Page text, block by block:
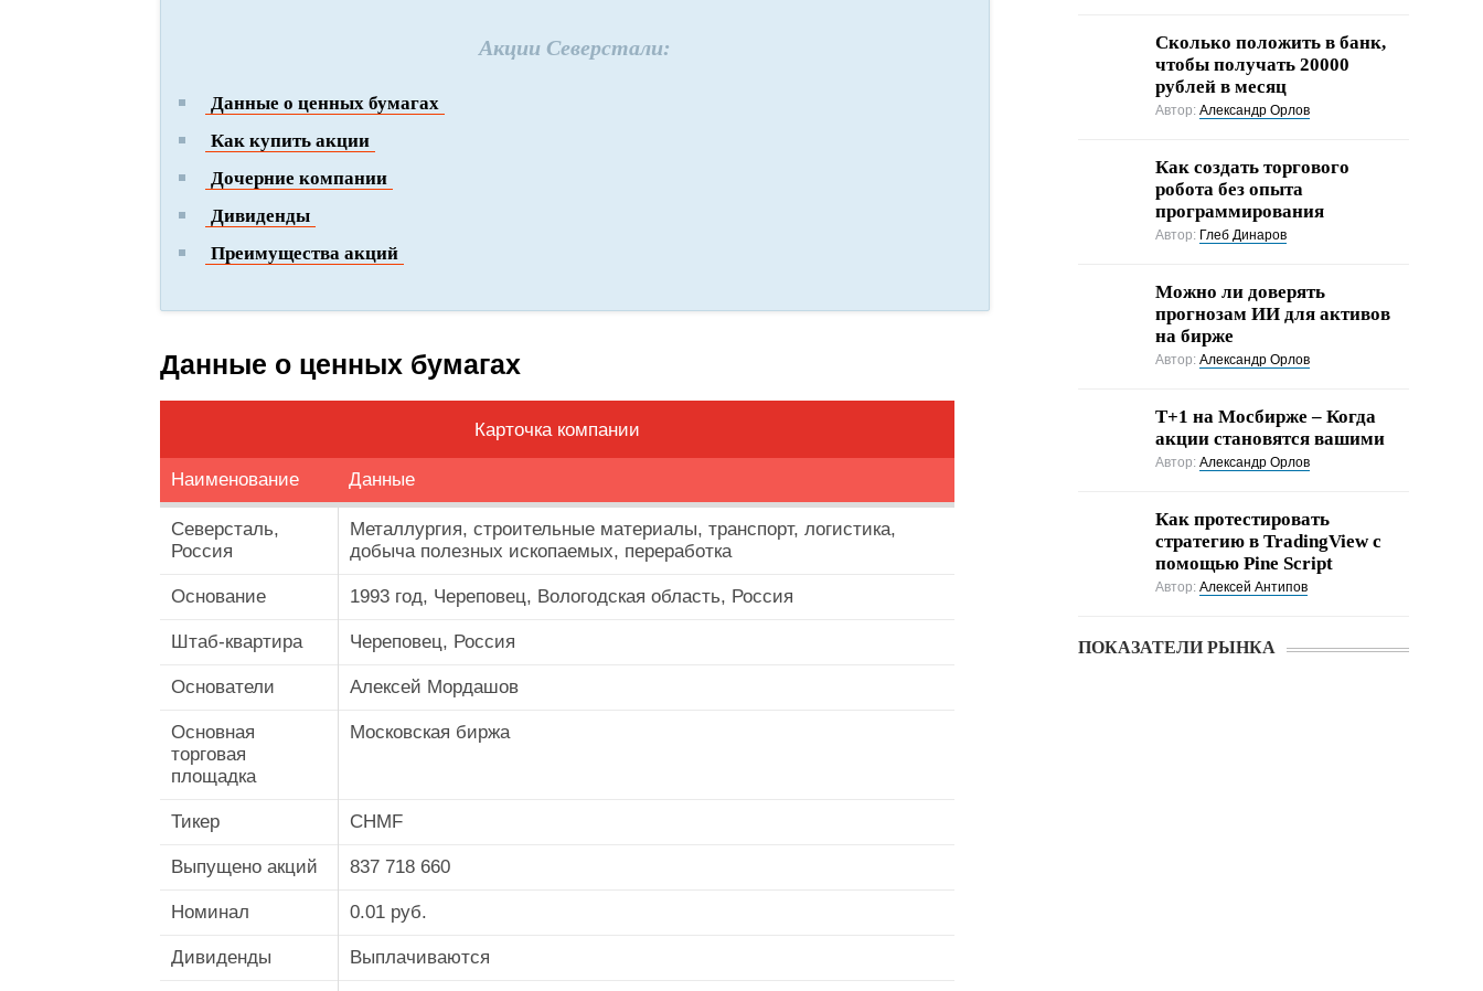
Акции Северстали:
Данные о ценных бумагах
Как купить акции
Дочерние компании
Дивиденды
Преимущества акций
Данные о ценных бумагах
Карточка компании
Наименование Данные
Северсталь,
Россия
Металлургия, строительные материалы, транспорт, логистика,
добыча полезных ископаемых, переработка
Основание 1993 год, Череповец, Вологодская область, Россия
Штаб-квартира Череповец, Россия
Основатели Алексей Мордашов
Основная
торговая
площадка
Московская биржа
Тикер CHMF
Выпущено акций 837 718 660
Номинал 0.01 руб.
Дивиденды Выплачиваются
Сколько положить в банк,
чтобы получать 20000
рублей в месяц
Автор: Александр Орлов
Как создать торгового
робота без опыта
программирования
Автор: Глеб Динаров
Можно ли доверять
прогнозам ИИ для активов
на бирже
Автор: Александр Орлов
Т+1 на Мосбирже – Когда
акции становятся вашими
Автор: Александр Орлов
Как протестировать
стратегию в TradingView с
помощью Pine Script
Автор: Алексей Антипов
ПОКАЗАТЕЛИ РЫНКА